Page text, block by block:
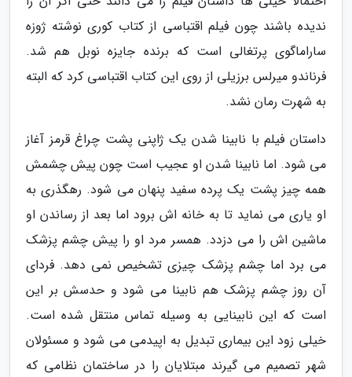
ندیده باشند چون فیلم اقتباسی از کتاب کوری نوشته ژوزه
ساراماگوی پرتغالی است که برنده جایزه نوبل هم شد.
فرناندو میرلس برزیلی از روی این کتاب اقتباسی کرد که البته
به شهرت رمان نشد.
داستان فیلم با نابینا شدن یک ژاپنی پشت چراغ قرمز آغاز
می شود. اما نابینا شدن او عجیب است چون پیش چشمش
همه چیز پشت یک پرده سفید پنهان می شود. رهگذری به
او یاری می نماید تا به خانه اش برود اما بعد از رساندن او
ماشین اش را می دزدد. همسر مرد او را پیش چشم پزشک
می برد اما چشم پزشک چیزی تشخیص نمی دهد. فردای
آن روز چشم پزشک هم نابینا می شود و حدسش بر این
است که این نابینایی به وسیله تماس منتقل شده است.
خیلی زود این بیماری تبدیل به اپیدمی می شود و مسئولان
شهر تصمیم می گیرند مبتلایان را در ساختمان نظامی که